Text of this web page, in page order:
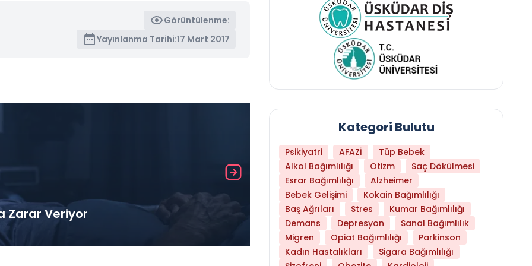
Görüntülenme:
Yayınlanma Tarihi:17 Mart 2017
Zarar Veriyor Libido Yüksekliği
Kategori Bulutu
Psikiyatri AFAZİ
Tüp Bebek
Alkol Bağımlılığı
Otizm
Saç Dökülmesi
Esrar Bağımlılığı
Alzheimer
Bebek Gelişimi
Kokain Bağımlılığı
Baş Ağrıları
Stres
Kumar Bağımlılığı
Demans
Depresyon
Sanal Bağımlılık
Migren
Opiat Bağımlılığı
Parkinson
Kadın Hastalıkları
Sigara Bağımlılığı